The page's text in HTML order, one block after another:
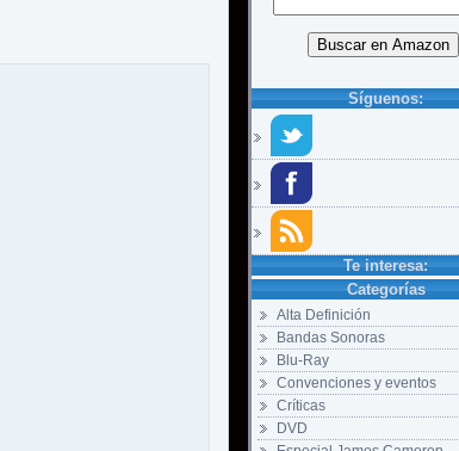
Síguenos:
Te interesa:
Categorías
Alta Definición
Bandas Sonoras
Blu-Ray
Convenciones y eventos
Críticas
DVD